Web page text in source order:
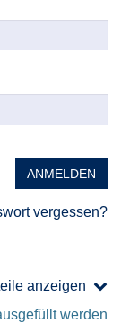
ANMELDEN
vergessen?
anzeigen
werden